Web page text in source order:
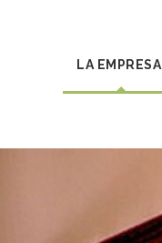
LA EMPRESA